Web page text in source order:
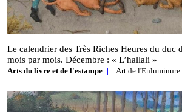
Le calendrier des Très Riches Heures du duc
mois par mois. Décembre : « L’hallali »
Arts du livre et de l'estampe Art de l'Enluminure